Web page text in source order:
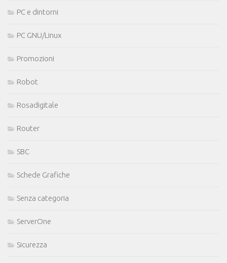
PC e dintorni
PC GNU/Linux
Promozioni
Robot
Rosadigitale
Router
SBC
Schede Grafiche
Senza categoria
ServerOne
Sicurezza